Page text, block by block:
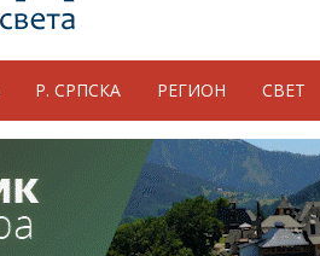
Р. СРПСКА РЕГИОН СВЕТ